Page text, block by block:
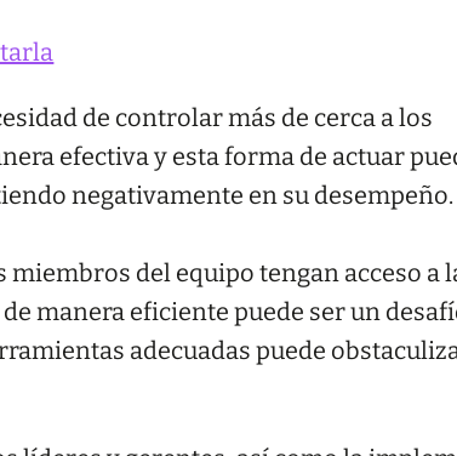
de controlar más de cerca a los
efectiva y esta forma de actuar
negativamente en su desempeño.
miembros del equipo tengan acceso a
manera eficiente puede ser un
adecuadas puede